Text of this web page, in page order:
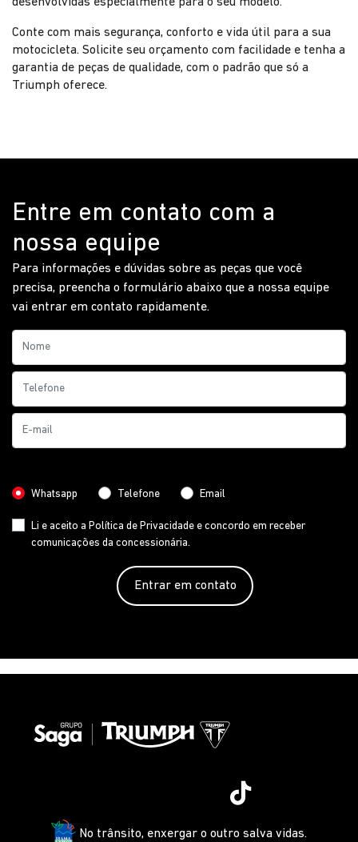
Conte com mais segurança, conforto e vida útil para a sua
motocicleta. Solicite seu orçamento com facilidade e tenha a
garantia de peças de qualidade, com o padrão que só a
Triumph oferece.
Entre em contato com a
nossa equipe
Para informações e dúvidas sobre as peças que você
precisa, preencha o formulário abaixo que a nossa equipe
vai entrar em contato rapidamente.
Whatsapp Telefone Email
Li e aceito a Política de Privacidade e concordo em receber
comunicações da concessionária.
Entrar em contato
No trânsito, enxergar o outro salva vidas.